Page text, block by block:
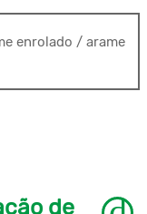
enrolado / arame
de